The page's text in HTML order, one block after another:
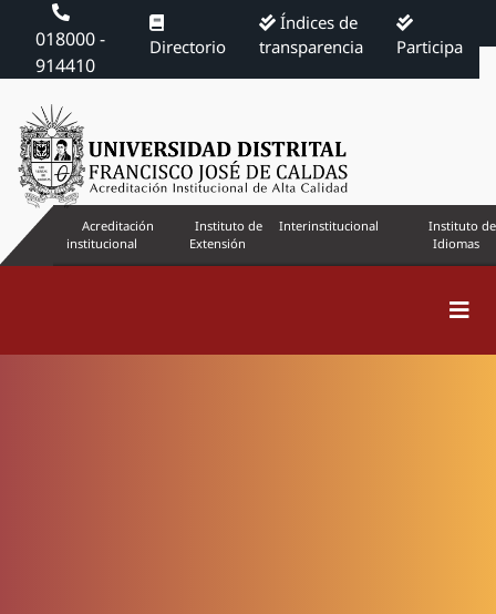
018000 -
914410
Directorio
Índices de
transparencia
Participa
Acreditación
institucional
Instituto de
Extensión
Interinstitucional
Instituto de
Idiomas